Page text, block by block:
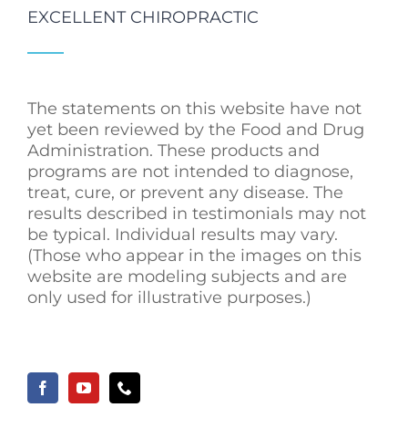
EXCELLENT CHIROPRACTIC
The statements on this website have not
yet been reviewed by the Food and Drug
Administration. These products and
programs are not intended to diagnose,
treat, cure, or prevent any disease. The
results described in testimonials may not
be typical. Individual results may vary.
(Those who appear in the images on this
website are modeling subjects and are
only used for illustrative purposes.)